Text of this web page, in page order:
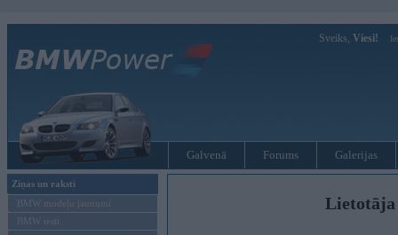
Sveiks, Viesi!
Galvenā Forums Galerijas
Ziņas un raksti
BMW modeļu jaunumi
BMW testi